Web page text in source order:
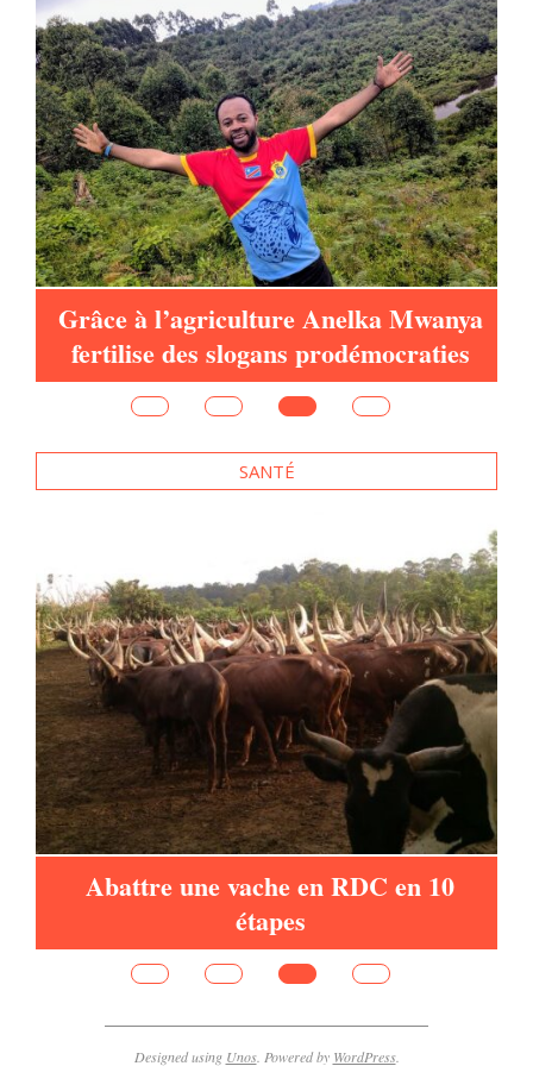
Grâce à l’agriculture Anelka Mwanya
fertilise des slogans prodémocraties
SANTÉ
Abattre une vache en RDC en 10
étapes
Designed using Unos. Powered by WordPress.